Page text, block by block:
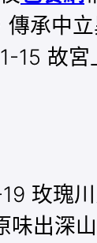
承中立
15 故
玫瑰
味出深